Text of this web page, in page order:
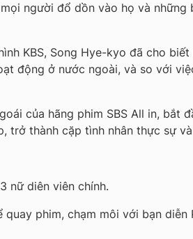
người đổ dồn vào họ và
KBS, Song Hye-kyo đã cho
động ở nước ngoài, và so với
của hãng phim SBS All in,
thành cặp tình nhân thực sự
nữ diên viên chính.
phim, chạm môi với bạn diễn